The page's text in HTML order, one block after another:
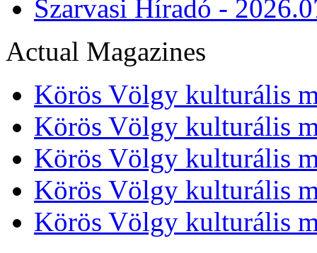
Szarvasi Híradó -
Actual Magazines
Körös Völgy kulturális
Körös Völgy kulturális
Körös Völgy kulturális
Körös Völgy kulturális
Körös Völgy kulturális